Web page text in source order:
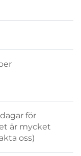
för
är mycket
oss)